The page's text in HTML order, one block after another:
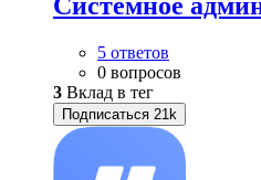
Системное
5 ответов
0 вопросов
3 Вклад в тег
Подписаться 21k